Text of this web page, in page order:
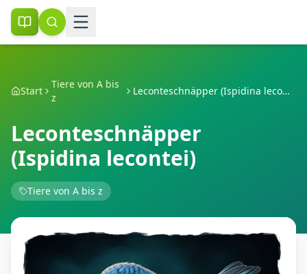
Start
Tiere von A bis
z
Leconteschnäpper (Ispidina lecontei)
Leconteschnäpper
(Ispidina lecontei)
Tiere von A bis z